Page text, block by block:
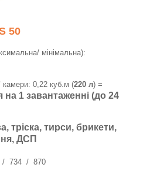
50
мінімальна):
0,22 куб.м (220 л) =
на 1 завантаженні (до 24
тріска, тирси, брикети,
ДСП
/ 734 / 870